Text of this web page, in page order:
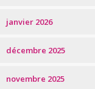
janvier 2026
décembre 2025
novembre 2025